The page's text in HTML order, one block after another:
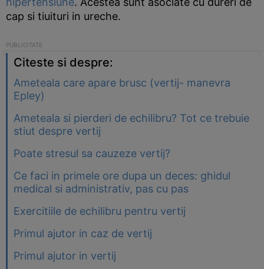
cap si tiuituri in ureche.
Citeste si despre:
Ameteala care apare brusc (vertij- manevra
Epley)
Ameteala si pierderi de echilibru? Tot ce trebuie
stiut despre vertij
Poate stresul sa cauzeze vertij?
Ce faci in primele ore dupa un deces: ghidul
medical si administrativ, pas cu pas
Exercitiile de echilibru pentru vertij
Primul ajutor in caz de vertij
Primul ajutor in vertij